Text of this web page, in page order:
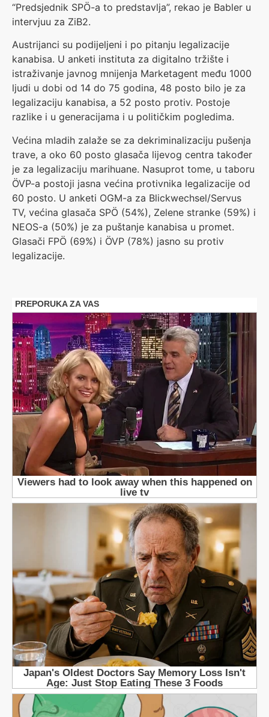
“Predsjednik SPÖ-a to predstavlja”, rekao je Babler u
intervjuu za ZiB2.
Austrijanci su podijeljeni i po pitanju legalizacije
kanabisa. U anketi instituta za digitalno tržište i
istraživanje javnog mnijenja Marketagent među 1000
ljudi u dobi od 14 do 75 godina, 48 posto bilo je za
legalizaciju kanabisa, a 52 posto protiv. Postoje
razlike i u generacijama i u političkim pogledima.
Većina mladih zalaže se za dekriminalizaciju pušenja
trave, a oko 60 posto glasača lijevog centra također
je za legalizaciju marihuane. Nasuprot tome, u taboru
ÖVP-a postoji jasna većina protivnika legalizacije od
60 posto. U anketi OGM-a za Blickwechsel/Servus
TV, većina glasača SPÖ (54%), Zelene stranke (59%) i
NEOS-a (50%) je za puštanje kanabisa u promet.
Glasači FPÖ (69%) i ÖVP (78%) jasno su protiv
legalizacije.